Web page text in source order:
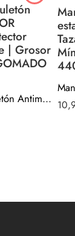
| Grosor
Mantel Hule Muletón Antimanchas POR METROS | Protector mesa Resistente | Grosor 1.5 mm – ENGOMADO Liso